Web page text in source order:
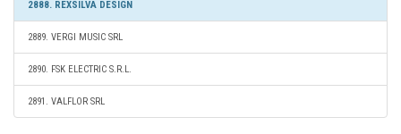
2888. REXSILVA DESIGN
2889. VERGI MUSIC SRL
2890. FSK ELECTRIC S.R.L.
2891. VALFLOR SRL